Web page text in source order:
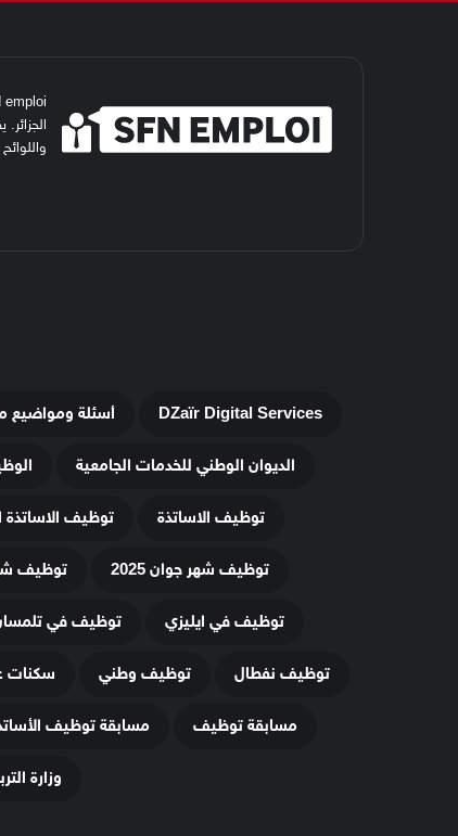
DZaïr Digital Services أسئلة ومواضيع
الديوان الوطني للخدمات الجامعية
توظيف الاساتذة توظيف الاساتذة
توظيف شهر جوان 2025 توظيف شهر
توظيف في ايليزي توظيف في
توظيف نفطال توظيف وطني سكنات
مسابقة توظيف مسابقة توظيف الأساتذة
وزارة